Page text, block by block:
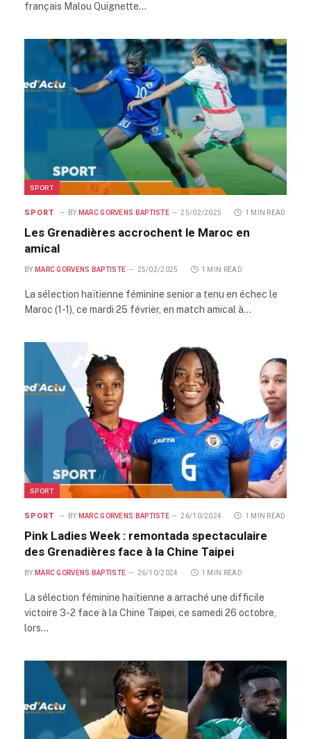
français Malou Quignette…
SPORT
SPORT BY MARC GORVENS BAPTISTE 25/02/2025 1 MIN READ
Les Grenadières accrochent le Maroc en
amical
BY MARC GORVENS BAPTISTE 25/02/2025 1 MIN READ
La sélection haïtienne féminine senior a tenu en échec le
Maroc (1-1), ce mardi 25 février, en match amical à…
SPORT
SPORT BY MARC GORVENS BAPTISTE 26/10/2024 1 MIN READ
Pink Ladies Week : remontada spectaculaire
des Grenadières face à la Chine Taipei
BY MARC GORVENS BAPTISTE 26/10/2024 1 MIN READ
La sélection féminine haïtienne a arraché une difficile
victoire 3-2 face à la Chine Taipei, ce samedi 26 octobre,
lors…